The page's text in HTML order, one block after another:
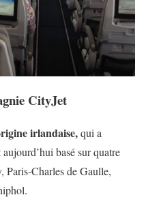
CityJet
irlandaise,qui a
basé sur quatre
Paris-Charles de Gaulle,